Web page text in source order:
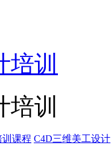
训
训
课程 C4D三维美工设计